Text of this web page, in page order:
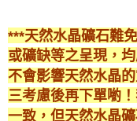
***天然水晶礦石難
或礦缺等之呈現，
不會影響天然水晶
三考慮後再下單喲
一致，但天然水晶